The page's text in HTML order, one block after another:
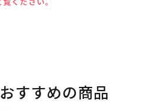
すすめの商品